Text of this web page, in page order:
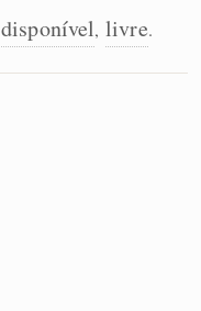
disponível, livre.